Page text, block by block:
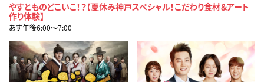
やすとものどこいこ！？【夏休み神戸スペシャル！こだわり食材＆アート
作り体験】
あす午後6:00〜7:00